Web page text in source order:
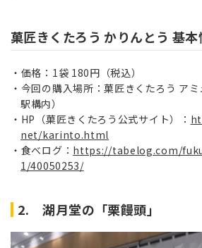
菓匠きくたろう かりんとう 基本
価格：1袋 180円（税込）
今回の購入場所：菓匠きくたろう ア
駅構内）
HP（菓匠きくたろう公式サイト）：
net/karinto.html
食べログ： https://tabelog.com/
1/40050253/
2. 湖月堂の「栗饅頭」